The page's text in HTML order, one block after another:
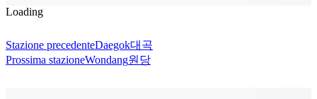
Loading
Stazione precedenteDaegok대곡
Prossima stazioneWondang원당